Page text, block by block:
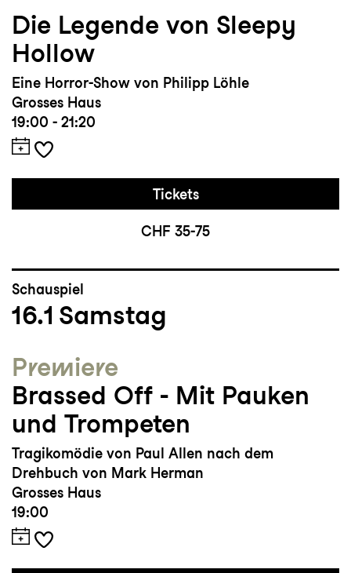
Die Legende von Sleepy
Hollow
Eine Horror-Show von Philipp Löhle
Grosses Haus
19:00 - 21:20
Tickets
CHF 35-75
Schauspiel
16.1 Samstag
Premiere
Brassed Off - Mit Pauken
und Trompeten
Tragikomödie von Paul Allen nach dem
Drehbuch von Mark Herman
Grosses Haus
19:00